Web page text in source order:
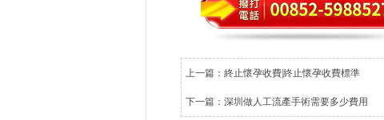
上一篇： 終止懷孕收費|終止懷孕收費標準
下一篇： 深圳做人工流產手術需要多少費用